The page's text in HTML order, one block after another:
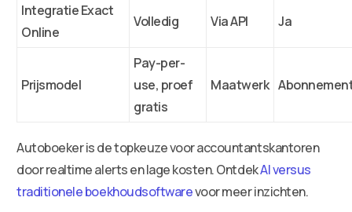
Integratie Exact
Online
Volledig Via API Ja
Prijsmodel
Pay-per-
use, proef
gratis
Maatwerk
Autoboeker is de topkeuze voor accountantskantoren
door realtime alerts en lage kosten. OntdekAI versus
traditionele boekhoudsoftwarevoor meer inzichten.